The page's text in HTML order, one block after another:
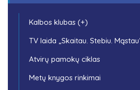
Kalbos klubas (+)
TV laida „Skaitau. Stebiu.
Atvirų pamokų ciklas
Metų knygos rinkimai